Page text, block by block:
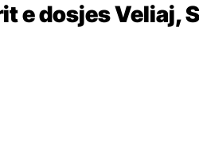
e dosjes Veliaj,